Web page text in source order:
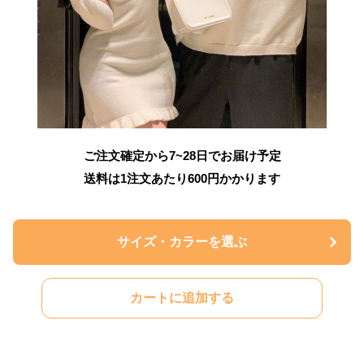
ご注文確定から7~28日でお届け予定
送料は1注文あたり600円かかります
サイズ・カラーを選ぶ
カートに追加する